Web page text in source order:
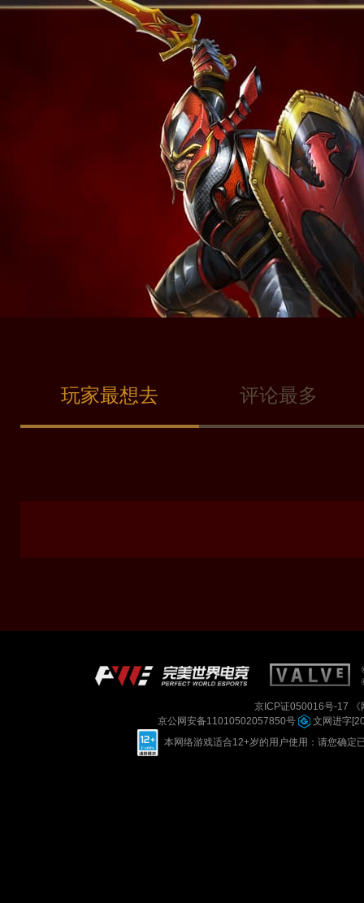
玩家最想去 评论最多
京ICP证050016号-17
京公网安备11010502057850号
文网进字
本网络游戏适合12+岁的用户使用：请您确定